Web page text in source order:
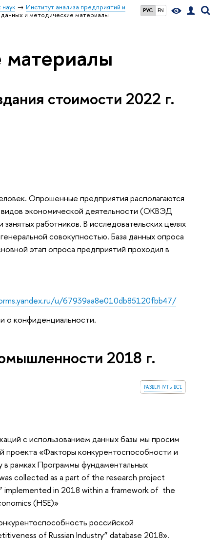
РУС EN
Институт анализа предприятий и
и методические материалы
материалы
стоимости 2022 г.
Опрошенные предприятия располагаются
видов экономической деятельности (ОКВЭД
работников. В исследовательских целях
совокупностью. База данных опроса
этап опроса предприятий проходил в
u/67939aa8e010db85120fbb47/
о конфиденциальности.
2018 г.
развернуть все
с использованием данных базы мы просим
проекта «Факторы конкурентоспособности и
рамках Программы фундаментальных
collected as a part of the research project
implemented in 2018 within a framework of the
(HSE)»
российской
of Russian Industry” database 2018».